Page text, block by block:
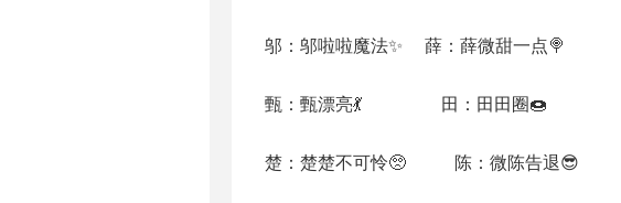
邬：邬啦啦魔法✨ 薛：薛微甜一点🍭
甄：甄漂亮💃 田：田田圈🍩
楚：楚楚不可怜🥺 陈：微陈告退😎